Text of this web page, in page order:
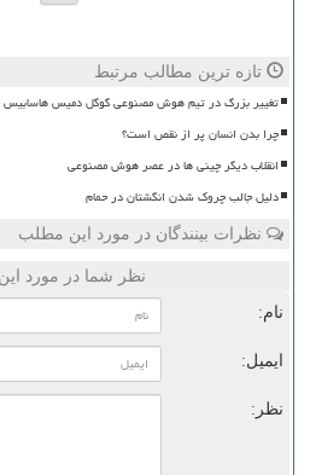
تازه ترین مطالب مرتبط
تغییر بزرگ در تیم هوش مصنوعی گوگل دمیس هاسابیس
چرا بدن انسان پر از نقص است؟
انقلاب دیگر چینی ها در عصر هوش مصنوعی
دلیل جالب چروک شدن انگشتان در حمام
نظرات بینندگان در مورد این مطلب
نظر شما در مورد
نام:
ایمیل:
نظر: